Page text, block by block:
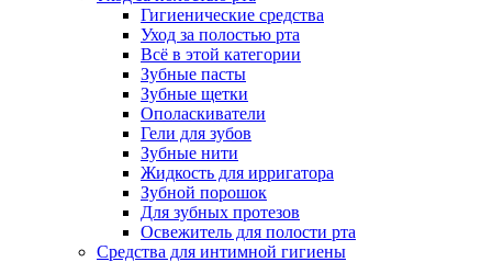
Гигиенические средства
Уход за полостью рта
Всё в этой категории
Зубные пасты
Зубные щетки
Ополаскиватели
Гели для зубов
Зубные нити
Жидкость для ирригатора
Зубной порошок
Для зубных протезов
Освежитель для полости рта
Средства для интимной гигиены